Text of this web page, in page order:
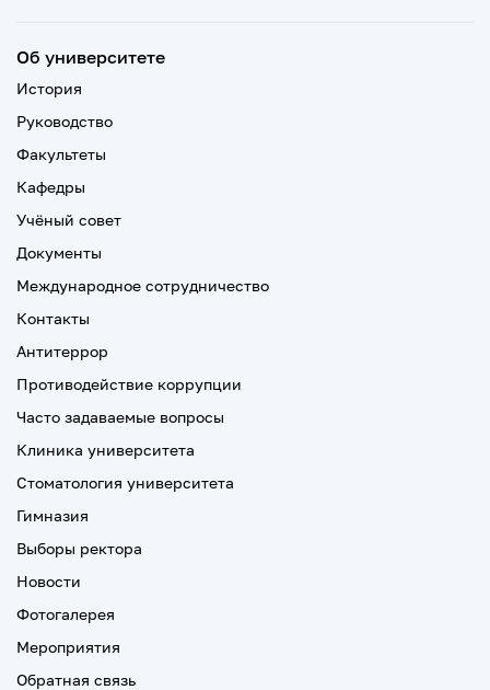
Об университете
История
Руководство
Факультеты
Кафедры
Учёный совет
Документы
Международное сотрудничество
Контакты
Антитеррор
Противодействие коррупции
Часто задаваемые вопросы
Клиника университета
Стоматология университета
Гимназия
Выборы ректора
Новости
Фотогалерея
Мероприятия
Обратная связь